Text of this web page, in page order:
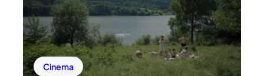
Cinema